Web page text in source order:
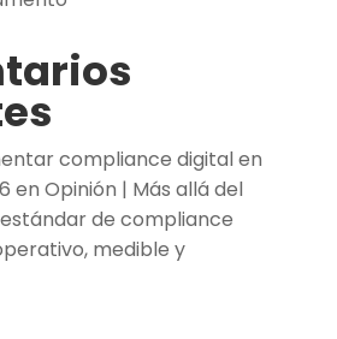
compliance digital en
en Opinión | Más allá del
de compliance
medible y